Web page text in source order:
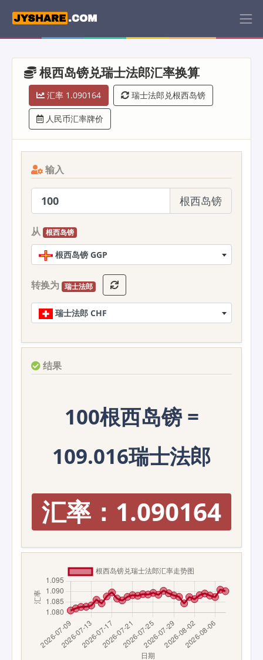
根西岛镑兑瑞士法郎汇率换算
汇率 1.090164 瑞士法郎兑根西岛镑
人民币汇率牌价
输入
根西岛镑
从 根西岛镑
根西岛镑 GGP
转换为 瑞士法郎
瑞士法郎 CHF
结果
100根西岛镑 =
109.016瑞士法郎
汇率：1.090164